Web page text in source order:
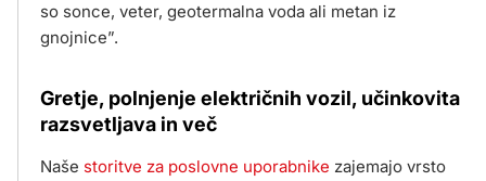
so sonce, veter, geotermalna voda ali metan iz
gnojnice”.
Gretje, polnjenje električnih vozil, učinkovita
razsvetljava in več
Naše storitve za poslovne uporabnike zajemajo vrsto